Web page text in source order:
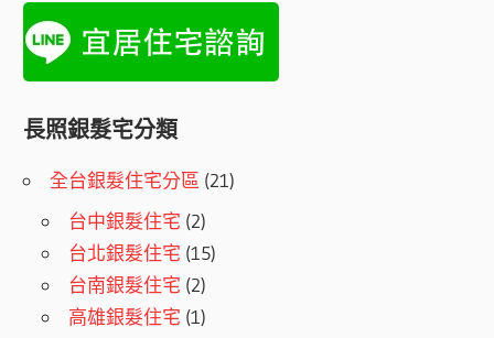
長照銀髮宅分類
全台銀髮住宅分區 (21)
台中銀髮住宅 (2)
台北銀髮住宅 (15)
台南銀髮住宅 (2)
高雄銀髮住宅 (1)